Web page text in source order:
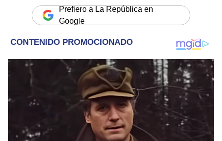
Prefiero a La República en
Google